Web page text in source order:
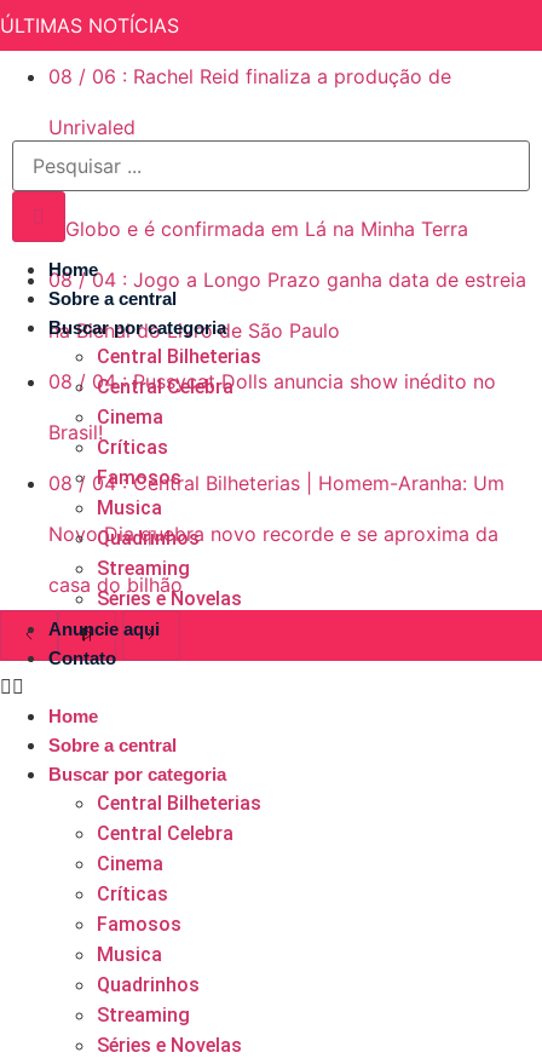
ÚLTIMAS NOTÍCIAS
08 / 06 : Rachel Reid finaliza a produção de
Unrivaled
08 / 04 Suelly Franco assina contrato vitalício com
a Globo e é confirmada em Lá na Minha Terra
08 / 04 : Jogo a Longo Prazo ganha data de estreia
na Bienal do Livro de São Paulo
08 / 04 : Pussycat Dolls anuncia show inédito no
Brasil!
08 / 04 : Central Bilheterias | Homem-Aranha: Um
Novo Dia quebra novo recorde e se aproxima da
casa do bilhão
Home
Sobre a central
Buscar por categoria
Central Bilheterias
Central Celebra
Cinema
Críticas
Famosos
Musica
Quadrinhos
Streaming
Séries e Novelas
Anuncie aqui
Contato
Home
Sobre a central
Buscar por categoria
Central Bilheterias
Central Celebra
Cinema
Críticas
Famosos
Musica
Quadrinhos
Streaming
Séries e Novelas